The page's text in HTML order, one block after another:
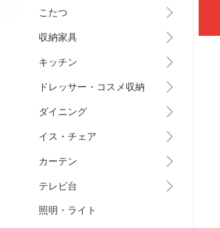
こたつ
収納家具
キッチン
ドレッサー・コスメ収納
ダイニング
イス・チェア
カーテン
テレビ台
照明・ライト